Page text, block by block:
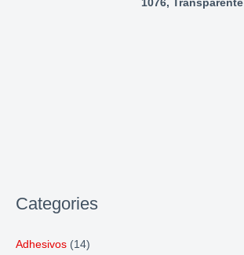
Categories
Adhesivos (14)
1076, Transparente